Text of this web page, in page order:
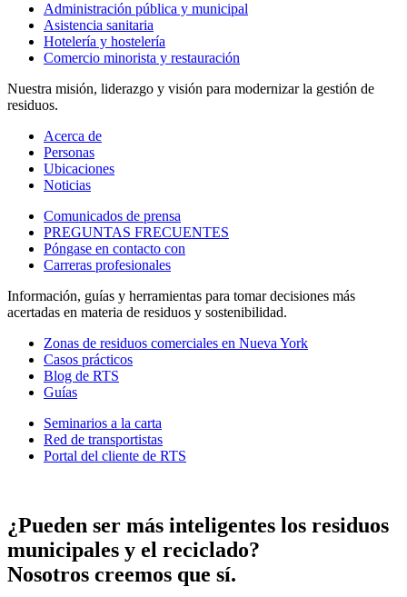
Administración pública y municipal
Asistencia sanitaria
Hotelería y hostelería
Comercio minorista y restauración
Nuestra misión, liderazgo y visión para modernizar la gestión de
residuos.
Acerca de
Personas
Ubicaciones
Noticias
Comunicados de prensa
PREGUNTAS FRECUENTES
Póngase en contacto con
Carreras profesionales
Información, guías y herramientas para tomar decisiones más
acertadas en materia de residuos y sostenibilidad.
Zonas de residuos comerciales en Nueva York
Casos prácticos
Blog de RTS
Guías
Seminarios a la carta
Red de transportistas
Portal del cliente de RTS
¿Pueden ser más inteligentes los residuos
municipales y el reciclado?
Nosotros creemos que sí.